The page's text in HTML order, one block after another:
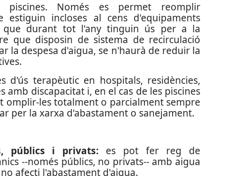
Només
es permet reomplir
estiguin incloses al cens d'equipaments
que durant tot l'any tinguin ús per a la
que disposin de sistema de recirculació
la despesa d'aigua, se n'haurà de reduir la
d'ús terapèutic en hospitals, residències,
amb discapacitat i, en el cas de les piscines
omplir-les totalment o parcialment sempre
per la xarxa d'abastament o sanejament.
públics i privats: es pot fer reg de
--només públics, no privats-- amb aigua
afecti l'abastament d'aigua.